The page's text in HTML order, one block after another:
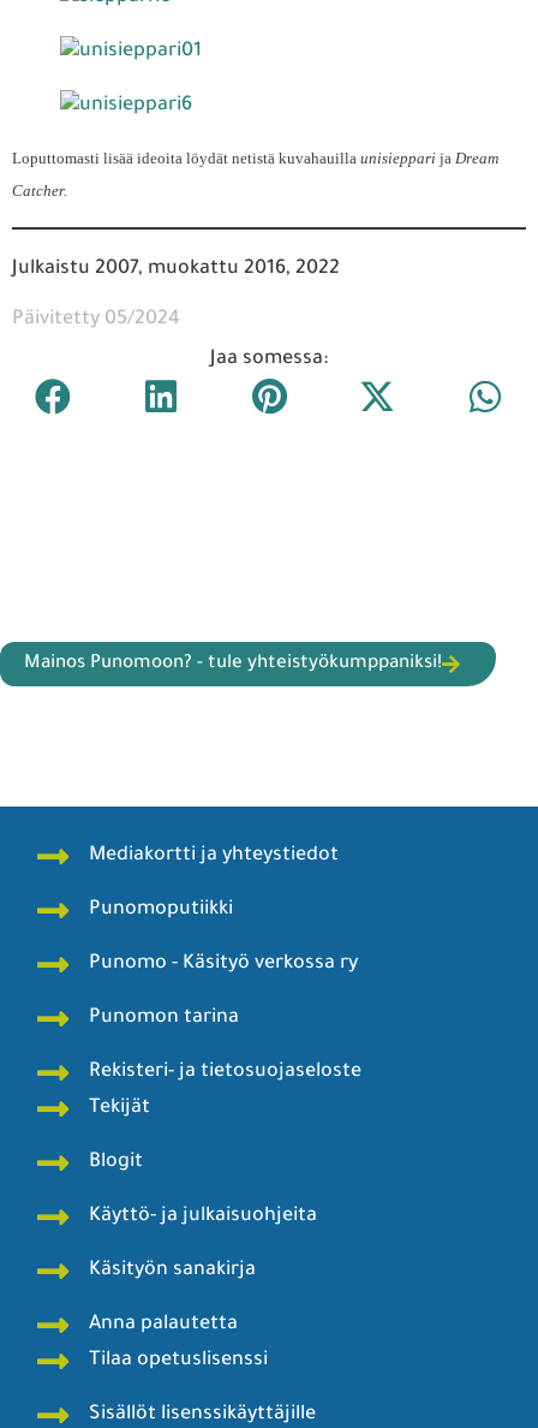
Loputtomasti lisää ideoita löydät netistä kuvahauilla unisieppari ja Dream
Catcher.
Julkaistu 2007, muokattu 2016, 2022
Päivitetty 05/2024
Jaa somessa:
Mainos Punomoon? - tule yhteistyökumppaniksi!
Mediakortti ja yhteystiedot
Punomoputiikki
Punomo - Käsityö verkossa ry
Punomon tarina
Rekisteri- ja tietosuojaseloste
Tekijät
Blogit
Käyttö- ja julkaisuohjeita
Käsityön sanakirja
Anna palautetta
Tilaa opetuslisenssi
Sisällöt lisenssikäyttäjille